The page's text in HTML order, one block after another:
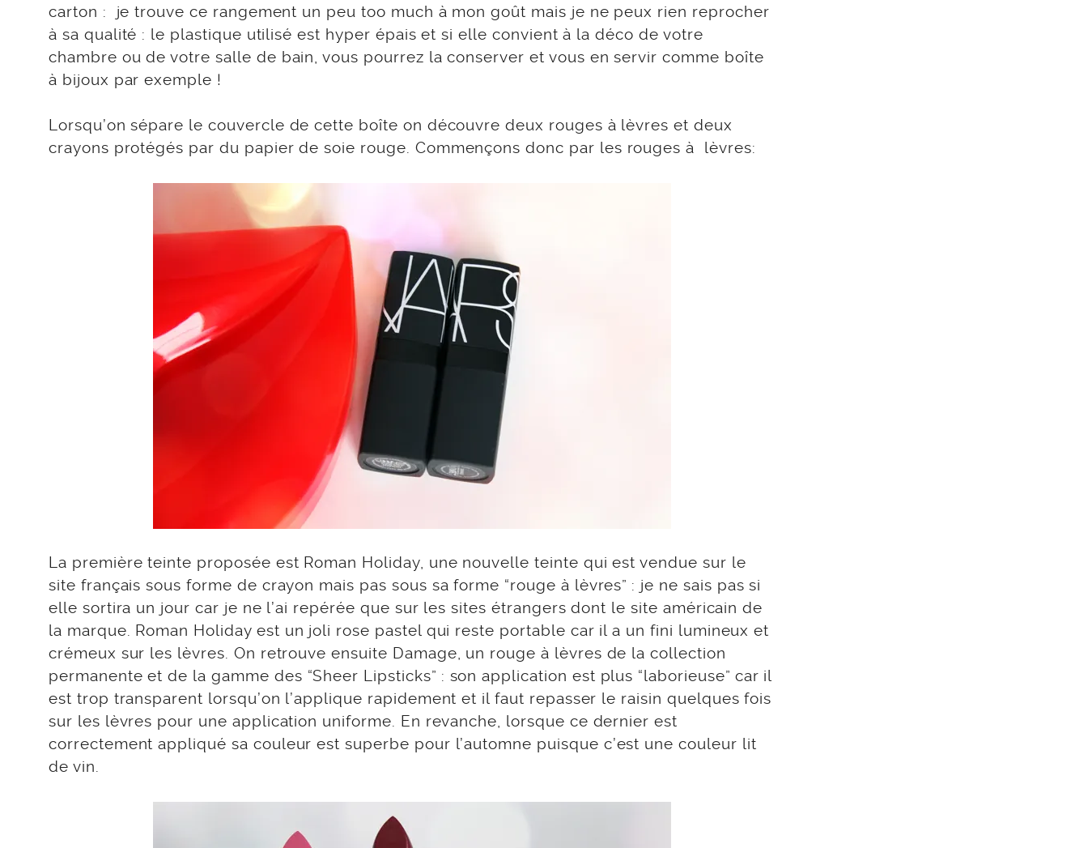
carton : je trouve ce rangement un peu too much à mon goût mais je ne peux rien reprocher
à sa qualité : le plastique utilisé est hyper épais et si elle convient à la déco de votre
chambre ou de votre salle de bain, vous pourrez la conserver et vous en servir comme boîte
à bijoux par exemple !
Lorsqu’on sépare le couvercle de cette boîte on découvre deux rouges à lèvres et deux
crayons protégés par du papier de soie rouge. Commençons donc par les rouges à lèvres:
La première teinte proposée est Roman Holiday, une nouvelle teinte qui est vendue sur le
site français sous forme de crayon mais pas sous sa forme “rouge à lèvres” : je ne sais pas si
elle sortira un jour car je ne l’ai repérée que sur les sites étrangers dont le site américain de
la marque. Roman Holiday est un joli rose pastel qui reste portable car il a un fini lumineux et
crémeux sur les lèvres. On retrouve ensuite Damage, un rouge à lèvres de la collection
permanente et de la gamme des “Sheer Lipsticks” : son application est plus “laborieuse” car il
est trop transparent lorsqu’on l’applique rapidement et il faut repasser le raisin quelques fois
sur les lèvres pour une application uniforme. En revanche, lorsque ce dernier est
correctement appliqué sa couleur est superbe pour l’automne puisque c’est une couleur lit
de vin.